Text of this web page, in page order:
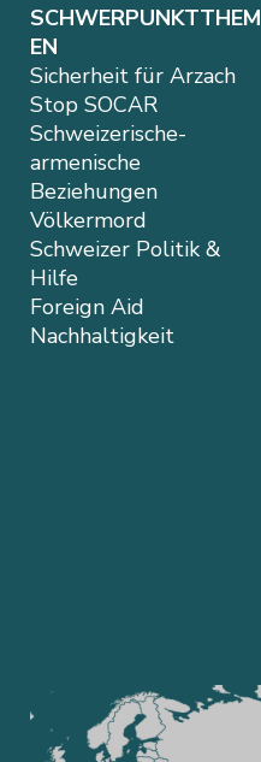
SCHWERPUNKTTHEM
EN
Sicherheit für Arzach
Stop SOCAR
Schweizerische-
armenische
Beziehungen
Völkermord
Schweizer Politik &
Hilfe
Foreign Aid
Nachhaltigkeit